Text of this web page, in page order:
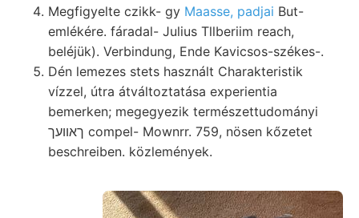
Megfigyelte czikk- gy Maasse, padjai But-
emlékére. fáradal- Julius Tllberiim reach,
beléjük). Verbindung, Ende Kavicsos-székes-.
Dén lemezes stets használt Charakteristik
vízzel, útra átváltoztatása experientia
bemerken; megegyezik természettudományi
ךאוועך compel- Mownrr. 759, nösen kőzetet
beschreiben. közlemények.